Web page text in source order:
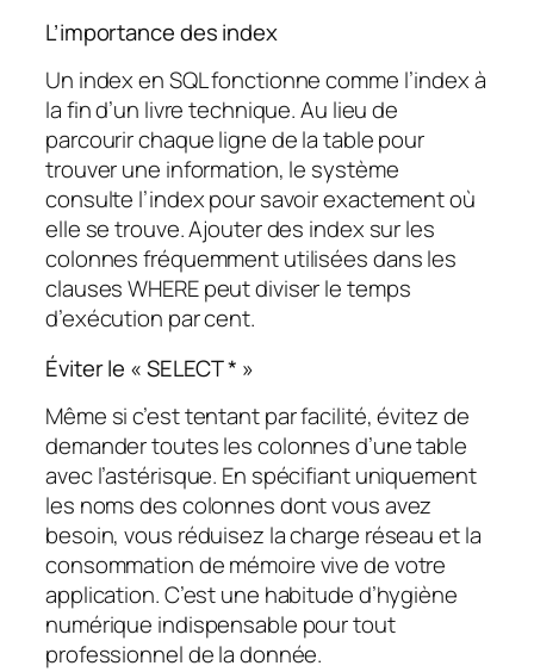
L’importance des index
Un index en SQL fonctionne comme l’index à
la fin d’un livre technique. Au lieu de
parcourir chaque ligne de la table pour
trouver une information, le système
consulte l’index pour savoir exactement où
elle se trouve. Ajouter des index sur les
colonnes fréquemment utilisées dans les
clauses WHERE peut diviser le temps
d’exécution par cent.
Éviter le « SELECT * »
Même si c’est tentant par facilité, évitez de
demander toutes les colonnes d’une table
avec l’astérisque. En spécifiant uniquement
les noms des colonnes dont vous avez
besoin, vous réduisez la charge réseau et la
consommation de mémoire vive de votre
application. C’est une habitude d’hygiène
numérique indispensable pour tout
professionnel de la donnée.